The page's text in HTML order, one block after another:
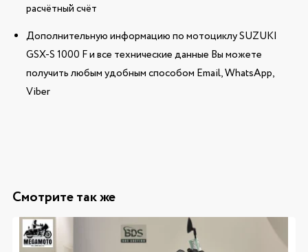
расчётный счёт
Дополнительную информацию по мотоциклу SUZUKI
GSX-S 1000 F и все технические данные Вы можете
получить любым удобным способом Email, WhatsApp,
Viber
Смотрите так же